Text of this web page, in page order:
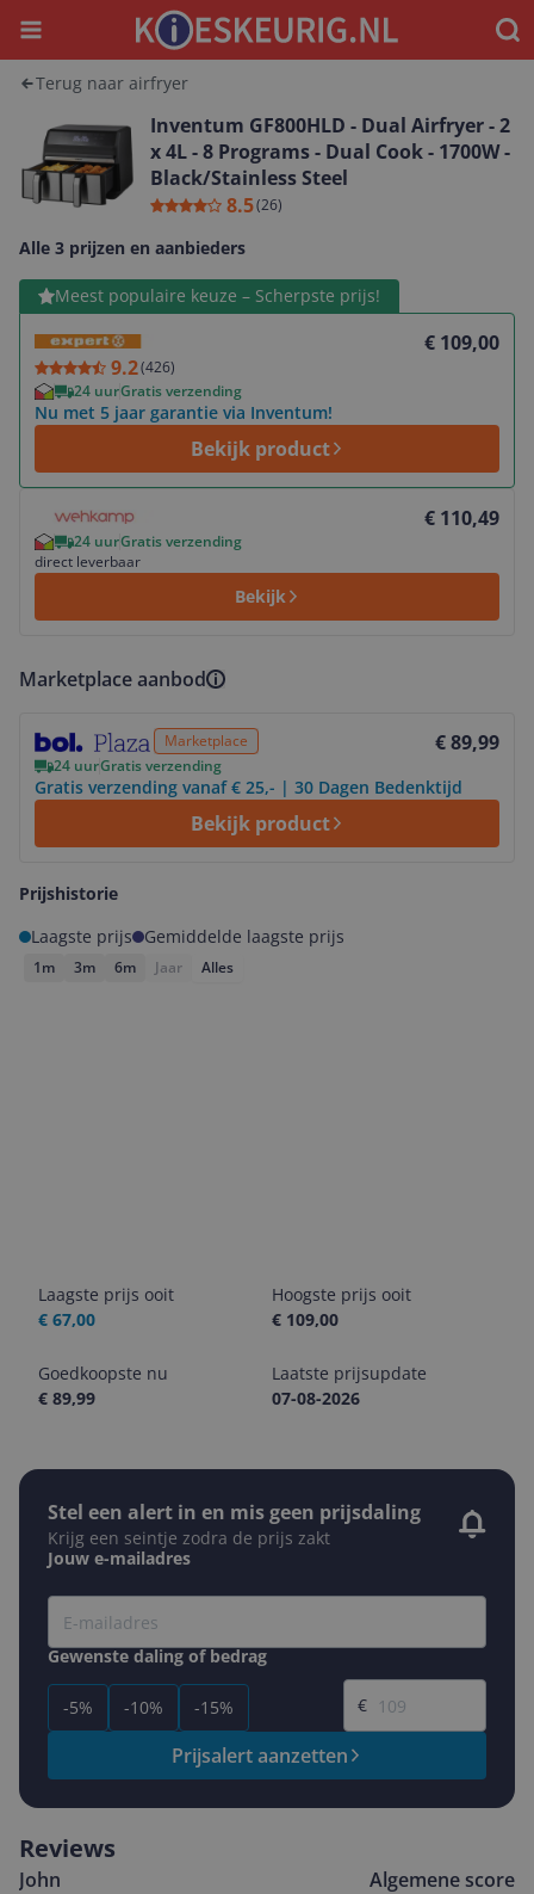
Menu
Terug naar airfryer
Inventum GF800HLD - Dual Airfryer - 2
x 4L - 8 Programs - Dual Cook - 1700W -
Black/Stainless Steel
8.5(26)
Alle 3 prijzen en aanbieders
Meest populaire keuze – Scherpste prijs!
9.2(426)
€ 109,00
24 uurGratis verzending
Nu met 5 jaar garantie via Inventum!
Bekijk product
Bekijk product
€ 110,49
24 uurGratis verzending
direct leverbaar
Bekijk
Marketplace aanbod
Marketplace € 89,99
24 uurGratis verzending
Gratis verzending vanaf € 25,- | 30 Dagen Bedenktijd
Bekijk product
Prijshistorie
Laagste prijs
Gemiddelde laagste prijs
1m 3m 6m Jaar Alles
Laagste prijs ooit
€ 67,00
Hoogste prijs ooit
€ 109,00
Goedkoopste nu
€ 89,99
Laatste prijsupdate
07-08-2026
Stel een alert in en mis geen prijsdaling
Krijg een seintje zodra de prijs zakt
Jouw e-mailadres
Gewenste daling of bedrag
-5% -10% -15%
Gewenste prijs
€
Prijsalert aanzetten
Reviews
John
Algemene score